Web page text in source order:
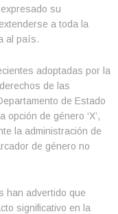
su
a toda la
al país.
adoptadas por la
de las
de Estado
de género ‘X’,
la administración de
de género no
han advertido que
significativo en la